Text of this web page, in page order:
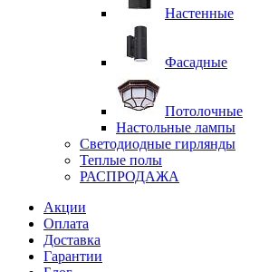
Настенные
Фасадные
Потолочные
Настольные лампы
Светодиодные гирлянды
Теплые полы
РАСПРОДАЖА
Акции
Оплата
Доставка
Гарантии